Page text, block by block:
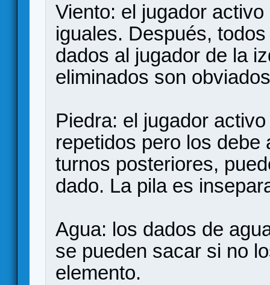
Viento: el jugador
iguales. Después,
dados al jugador de la
eliminados son
Piedra: el jugador
repetidos pero los debe
turnos posteriores,
dado. La pila es
Agua: los dados de
se pueden sacar si no
elemento.